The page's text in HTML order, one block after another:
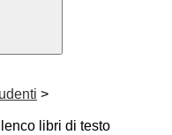
>
libri di testo